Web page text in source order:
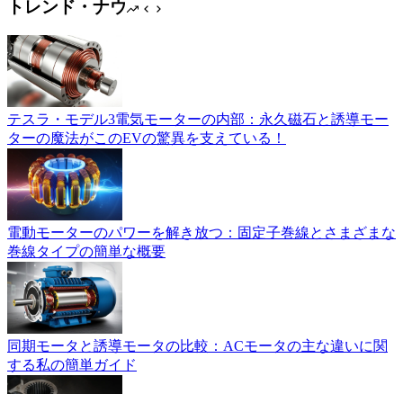
トレンド・ナウ
テスラ・モデル3電気モーターの内部：永久磁石と誘導モー
ターの魔法がこのEVの驚異を支えている！
電動モーターのパワーを解き放つ：固定子巻線とさまざまな
巻線タイプの簡単な概要
同期モータと誘導モータの比較：ACモータの主な違いに関
する私の簡単ガイド